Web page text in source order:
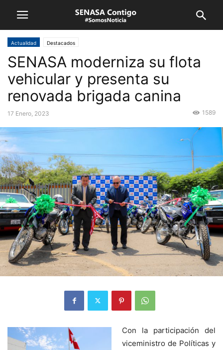
Actualidad Destacados
SENASA moderniza su flota
vehicular y presenta su
renovada brigada canina
17 Enero, 2023 1589
Con la participación del
viceministro de Políticas y